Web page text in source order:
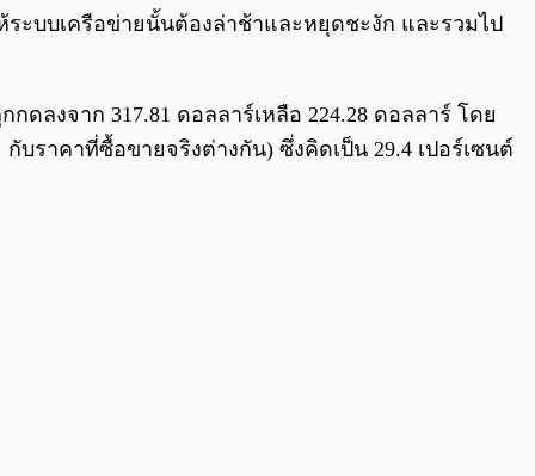
ระบบเครือข่ายนั้นต้องล่าช้าและหยุดชะงัก และรวมไป
ดลงจาก 317.81 ดอลลาร์เหลือ 224.28 ดอลลาร์ โดย
ราคาที่ซื้อขายจริงต่างกัน) ซึ่งคิดเป็น 29.4 เปอร์เซนต์